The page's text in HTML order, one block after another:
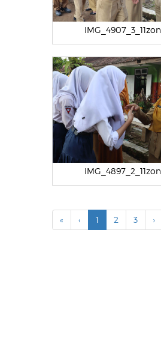
IMG_4907_3_11zon
IMG_4897_2_11zon
« ‹ 1 2 3 ›